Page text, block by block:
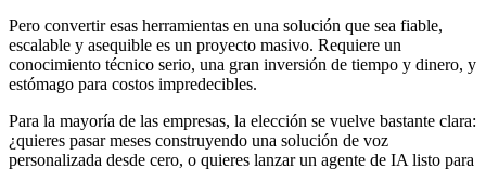
Pero convertir esas herramientas en una solución que sea fiable,
escalable y asequible es un proyecto masivo. Requiere un
conocimiento técnico serio, una gran inversión de tiempo y dinero, y
estómago para costos impredecibles.
Para la mayoría de las empresas, la elección se vuelve bastante clara:
¿quieres pasar meses construyendo una solución de voz
personalizada desde cero, o quieres lanzar un agente de IA listo para